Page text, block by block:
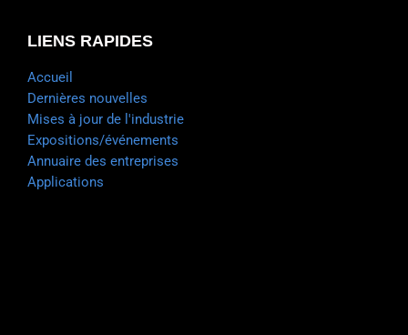
LIENS RAPIDES
Accueil
Dernières nouvelles
Mises à jour de l'industrie
Expositions/événements
Annuaire des entreprises
Applications